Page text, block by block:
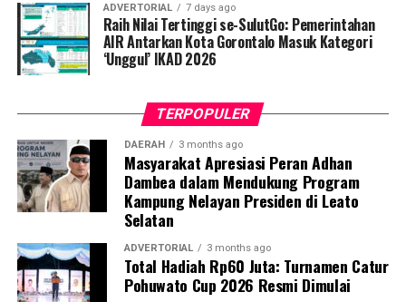
Selain sesi edukasi teknis, mahasiswa UNG turut
meluncurkanBuku Panduan Manajemen
Kegawatdaruratan Ibu Hamil pada Situasi Bencana
petunjuk praktis ini berfungsi sebagai pedoman standar
bagi kader dalam melakukan deteksi dini,
pendampingan, hingga skenario evakuasi ibu hamil
berisiko tinggi.
Dosen Pembimbing Lapangan (DPL) KKN Profesi
Kesehatan UNG menegaskan bahwa pemberdayaan
kader berbasis komunitas merupakan instrumen krusial
dalam mempercepat penurunan Angka Kematian Ibu
(AKI) dan Angka Kematian Anak (AKA).
ADVERTORIAL 7 days ago
Raih Nilai Tertinggi se-SulutGo: Pemerintahan
AIR Antarkan Kota Gorontalo Masuk Kategori
‘Unggul’ IKAD 2026
TERPOPULER
DAERAH 3 months ago
Masyarakat Apresiasi Peran Adhan
Dambea dalam Mendukung Program
Kampung Nelayan Presiden di Leato
Selatan
ADVERTORIAL 3 months ago
Total Hadiah Rp60 Juta: Turnamen Catur
Pohuwato Cup 2026 Resmi Dimulai